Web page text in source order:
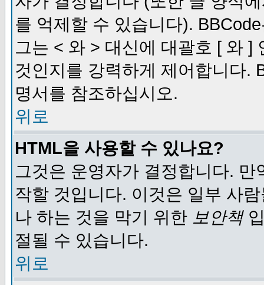
를 억제할 수 있습니다).
그는 < 와 > 대신에 대괄호 [ 와 ]
것인지를 강력하게 제어합니다.
명서를 참조하십시오.
위로
HTML을 사용할 수 있나요?
그것은 운영자가 결정합니다.
작할 것입니다. 이것은 일부 사
나 하는 것을 막기 위한 보안책
절될 수 있습니다.
위로